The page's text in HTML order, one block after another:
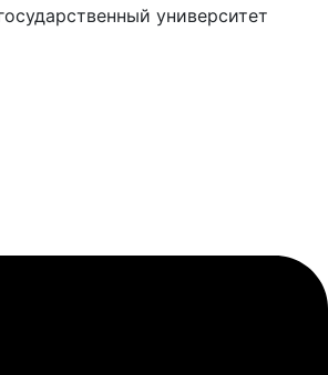
университет